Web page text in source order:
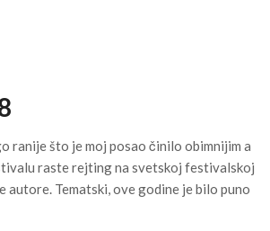
ranije što je moj posao činilo obimnijim a
raste rejting na svetskoj festivalskoj
Tematski, ove godine je bilo puno